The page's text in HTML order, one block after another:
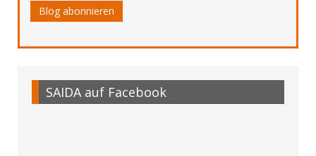
Blog abonnieren
SAIDA auf Facebook